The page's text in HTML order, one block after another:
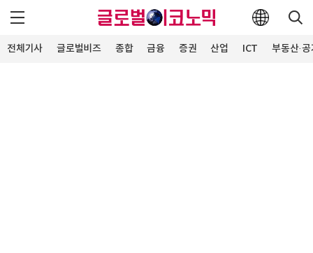
전체기사 글로벌비즈 종합 금융 증권 산업 ICT 부동산·